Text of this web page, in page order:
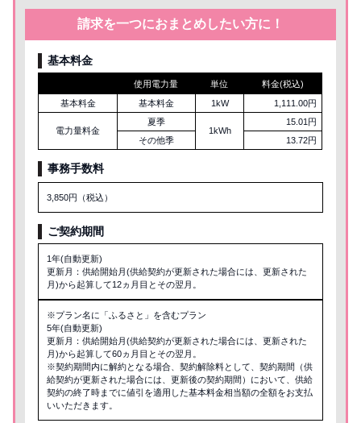
請求を一つにおまとめしたい方に！
基本料金
使用電力量 単位
料金(税込)
基本料金
基本料金 1kW 1,111.00円
電力量料金
夏季
1kWh
15.01円
その他季
13.72円
事務手数料
3,850円（税込）
ご契約期間
1年(自動更新)
更新月：供給開始月(供給契約が更新された場合には、更新された
月)から起算して12ヵ月目とその翌月。
※プラン名に「ふるさと」を含むプラン
5年(自動更新)
更新月：供給開始月(供給契約が更新された場合には、更新された
月)から起算して60ヵ月目とその翌月。
※契約期間内に解約となる場合、契約解除料として、契約期間（供
給契約が更新された場合には、更新後の契約期間）において、供給
契約の終了時までに値引を適用した基本料金相当額の全額をお支払
いいただきます。